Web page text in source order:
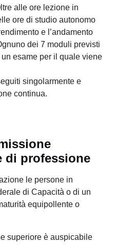
alle ore lezione in
ore di studio autonomo
e l’andamento
dei 7 moduli previsti
esame per il quale viene
singolarmente e
continua.
di professione
le persone in
di Capacità o di un
equipollente o
superiore è auspicabile